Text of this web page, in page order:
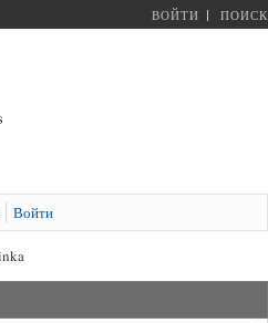
ВОЙТИ ПОИСК
Войти